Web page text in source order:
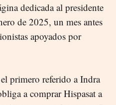
dedicada al presidente
de 2025, un mes antes
apoyados por
primero referido a Indra
a comprar Hispasat a